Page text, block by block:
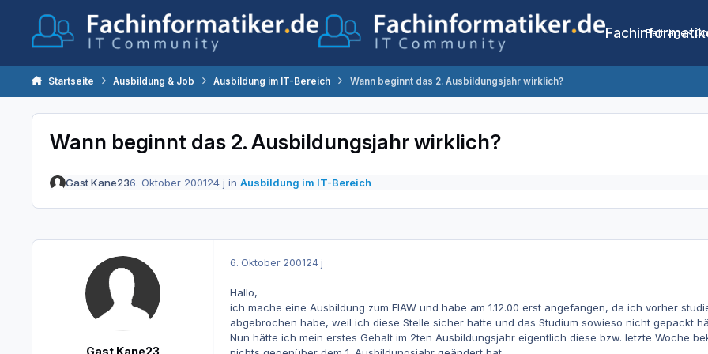
Beiträge
Startseite Ausbildung & Job Ausbildung im IT-Bereich Wann beginnt das 2. Ausbildungsjahr wirklich?
Wann beginnt das 2. Ausbildungsjahr wirklich?
Gast Kane236. Oktober 200124 j in Ausbildung im IT-Bereich
6. Oktober 200124 j
Hallo,
ich mache eine Ausbildung zum FIAW und habe am 1.12.00 erst angefangen, da ich vorher
abgebrochen habe, weil ich diese Stelle sicher hatte und das Studium sowieso nicht gepackt
Nun hätte ich mein erstes Gehalt im 2ten Ausbildungsjahr eigentlich diese bzw. letzte Woche